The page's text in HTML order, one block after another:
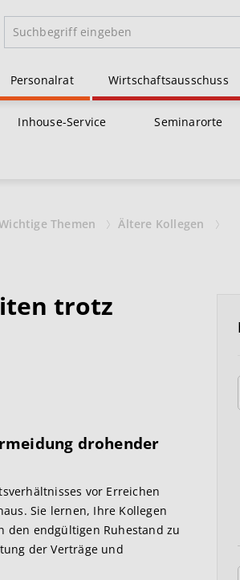
Personalrat Wirtschaftsausschuss
Inhouse-Service Seminarorte
Themen
Ältere Kollegen
trotz
drohender
vor Erreichen
Sie lernen, Ihre Kollegen
den endgültigen Ruhestand zu
der Verträge und